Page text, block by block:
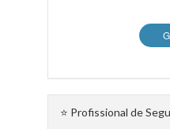
⭐ Profissional de